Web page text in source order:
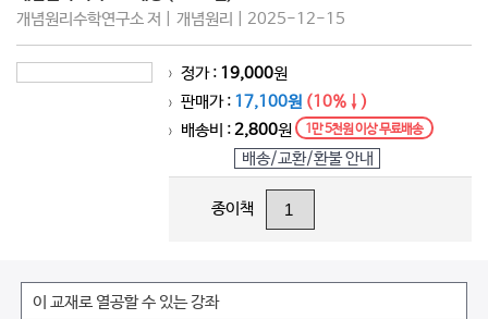
개념원리수학연구소 저 | 개념원리 | 2025-12-15
> 정가 : 19,000원
> 판매가 : 17,100원 (10%↓)
> 배송비 :2,800원 1만 5천원 이상 무료배송
배송/교환/환불 안내
종이책
이 교재로 열공할 수 있는 강좌